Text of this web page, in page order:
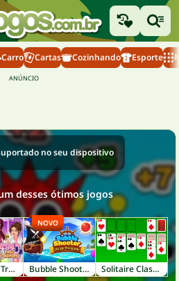
Carro Cartas Cozinhando Esporte
no seu dispositivo
desses ótimos jogos
ASMR Nail Treatment Bubble Shooter: Pirate Treasures
NOVO
Solitaire Classic